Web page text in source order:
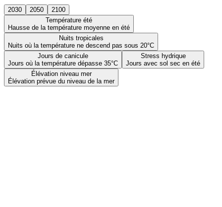
2030 2050
2100
Température été
Hausse de la température moyenne en été
Nuits tropicales
Nuits où la température ne descend pas sous 20°C
Jours de canicule
Jours où la température dépasse 35°C
Stress hydrique
Jours avec sol sec en été
Élévation niveau mer
Élévation prévue du niveau de la mer